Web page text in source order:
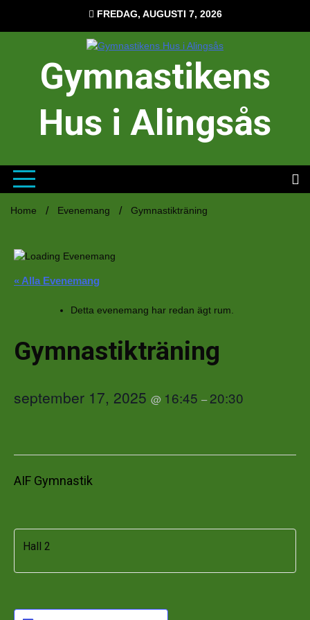
innehåll
FREDAG, AUGUSTI 7, 2026
Gymnastikens
Hus i Alingsås
Home Evenemang Gymnastikträning
« Alla Evenemang
Detta evenemang har redan ägt rum.
Gymnastikträning
september 17, 2025 @ 16:45 –20:30
AIF Gymnastik
Hall 2